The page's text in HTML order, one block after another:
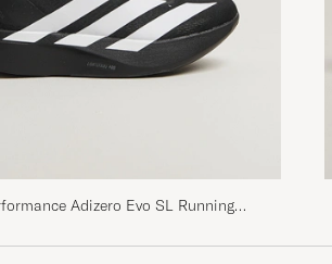
Adizero Evo SL Running
White